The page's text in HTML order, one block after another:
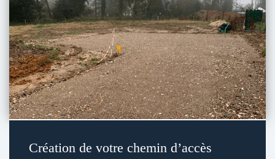
Création de votre chemin d’accès